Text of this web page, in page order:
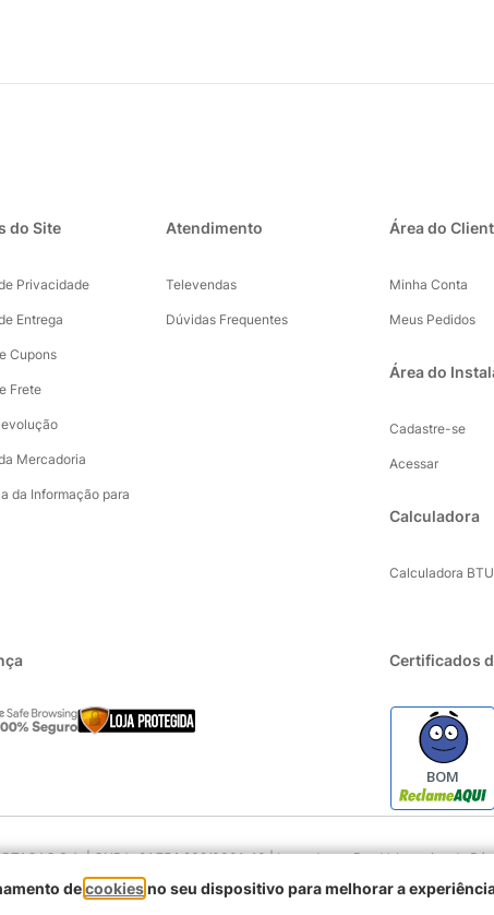
do Site
Privacidade
Entrega
Cupons
Frete
Mercadoria
da Informação para
Atendimento
Televendas
Dúvidas Frequentes
Área do
Minha Conta
Meus Pedidos
Área do
Cadastre-se
Acessar
Calculadora
Calculadora
Certificados
BOM
S.A. | CNPJ : 01.754.239/0001-10 | Logradouro: Rua Voluntarios da
90230-011
decookiesno seu dispositivo para melhorar a